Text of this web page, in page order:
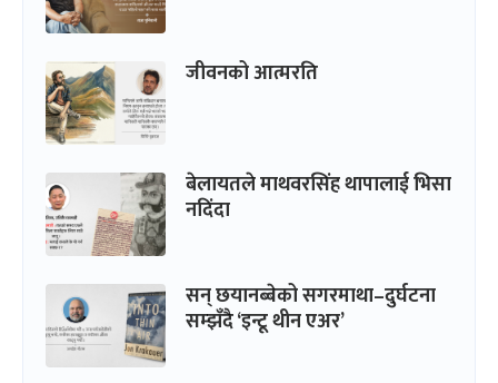
जीवनको आत्मरति
बेलायतले माथवरसिंह थापालाई भिसा
नदिंदा
सन् छयानब्बेको सगरमाथा–दुर्घटना
सम्झँदै ‘इन्टू थीन एअर’